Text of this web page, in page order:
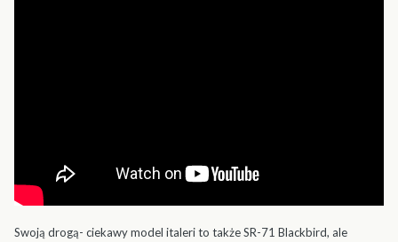
Swoją drogą- ciekawy model italeri to także SR-71 Blackbird, ale